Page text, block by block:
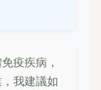
疫疾病，
我建議如